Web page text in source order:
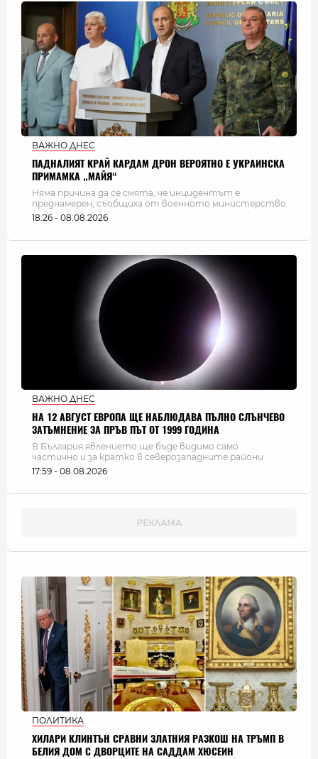
ВАЖНО ДНЕС
ПАДНАЛИЯТ КРАЙ КАРДАМ ДРОН ВЕРОЯТНО Е УКРАИНСКА
ПРИМАМКА „МАЙЯ“
Няма причина да се смята, че инцидентът е
преднамерен, съобщиха от военното министерство
18:26 - 08.08.2026
ВАЖНО ДНЕС
НА 12 АВГУСТ ЕВРОПА ЩЕ НАБЛЮДАВА ПЪЛНО СЛЪНЧЕВО
ЗАТЪМНЕНИЕ ЗА ПРЪВ ПЪТ ОТ 1999 ГОДИНА
В България явлението ще бъде видимо само
частично и за кратко в северозападните райони
17:59 - 08.08.2026
ПОЛИТИКА
ХИЛАРИ КЛИНТЪН СРАВНИ ЗЛАТНИЯ РАЗКОШ НА ТРЪМП В
БЕЛИЯ ДОМ С ДВОРЦИТЕ НА САДДАМ ХЮСЕИН